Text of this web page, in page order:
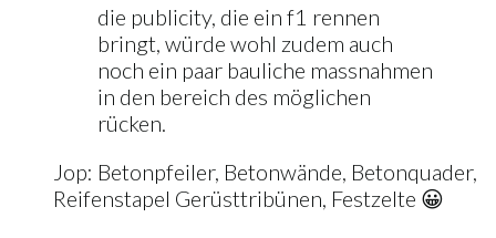
die publicity, die ein f1 rennen
bringt, würde wohl zudem auch
noch ein paar bauliche massnahmen
in den bereich des möglichen
rücken.
Jop: Betonpfeiler, Betonwände, Betonquader,
Reifenstapel Gerüsttribünen, Festzelte 😀